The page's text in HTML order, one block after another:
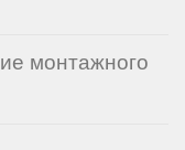
монтажного